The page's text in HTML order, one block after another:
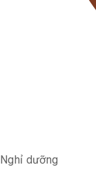
Nghỉ dưỡng